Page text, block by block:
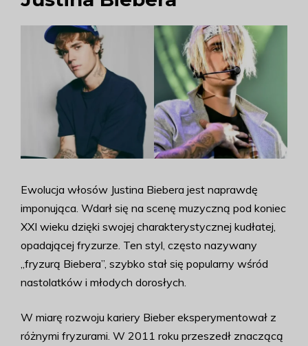
Ewolucja włosów Justina Biebera jest naprawdę
imponująca. Wdarł się na scenę muzyczną pod koniec
XXI wieku dzięki swojej charakterystycznej kudłatej,
opadającej fryzurze. Ten styl, często nazywany
„fryzurą Biebera”, szybko stał się popularny wśród
nastolatków i młodych dorosłych.
W miarę rozwoju kariery Bieber eksperymentował z
różnymi fryzurami. W 2011 roku przeszedł znaczącą